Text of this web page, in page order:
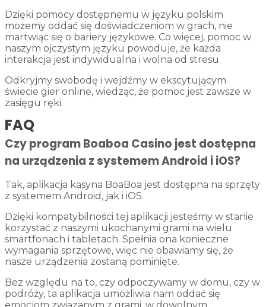
Dzięki pomocy dostępnemu w języku polskim
możemy oddać się doświadczeniom w grach, nie
martwiąc się o bariery językowe. Co więcej, pomoc w
naszym ojczystym języku powoduje, że każda
interakcja jest indywidualna i wolna od stresu.
Odkryjmy swobodę i wejdźmy w ekscytującym
świecie gier online, wiedząc, że pomoc jest zawsze w
zasięgu ręki.
FAQ
Czy program Boaboa Casino jest dostępna
na urządzenia z systemem Android i iOS?
Tak, aplikacja kasyna BoaBoa jest dostępna na sprzęty
z systemem Android, jak i iOS.
Dzięki kompatybilności tej aplikacji jesteśmy w stanie
korzystać z naszymi ukochanymi grami na wielu
smartfonach i tabletach. Spełnia ona konieczne
wymagania sprzętowe, więc nie obawiamy się, że
nasze urządzenia zostaną pominięte.
Bez względu na to, czy odpoczywamy w domu, czy w
podróży, ta aplikacja umożliwia nam oddać się